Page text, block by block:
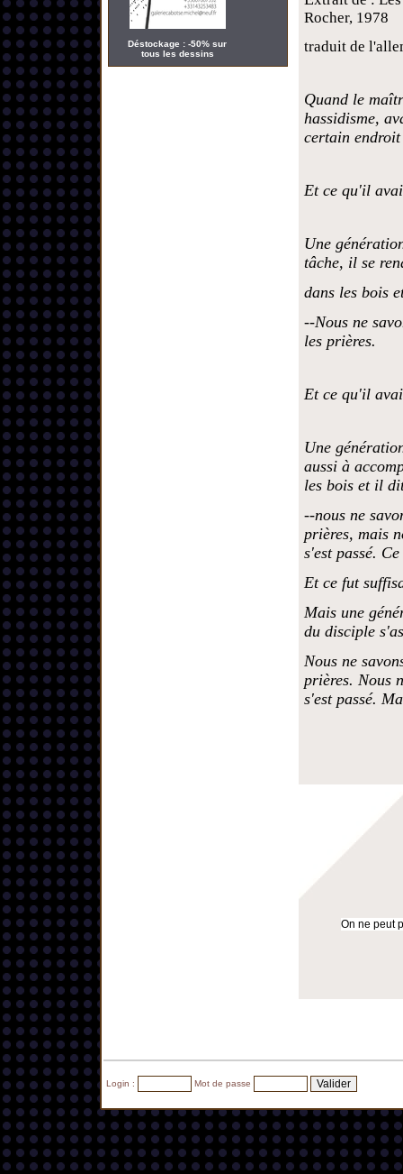
Déstockage : -50% sur
tous les dessins
Rocher, 1978
traduit de
Quand le
hassidisme,
certain
Et ce qu'il
Une
tâche, il se
dans les bois
--Nous ne
les prières.
Et ce qu'il
Une
aussi à
les bois et il
--nous ne
prières, mais
s'est passé.
Et ce fut
Mais une
du disciple
Nous ne
prières. Nous
s'est passé.
On ne peut
Login : Mot de passe